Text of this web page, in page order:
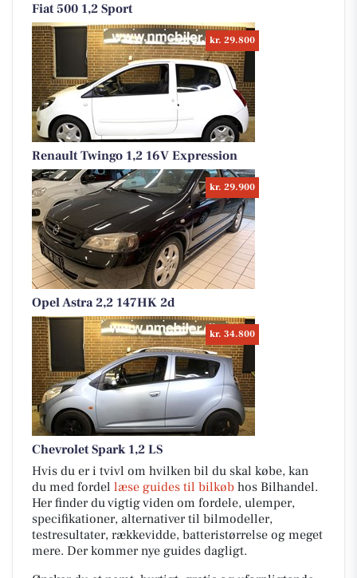
Fiat 500 1,2 Sport
kr. 29.800
Renault Twingo 1,2 16V Expression
kr. 29.900
Opel Astra 2,2 147HK 2d
kr. 34.800
Chevrolet Spark 1,2 LS
Hvis du er i tvivl om hvilken bil du skal købe, kan
du med fordel læse guides til bilkøb hos Bilhandel.
Her finder du vigtig viden om fordele, ulemper,
specifikationer, alternativer til bilmodeller,
testresultater, rækkevidde, batteristørrelse og meget
mere. Der kommer nye guides dagligt.